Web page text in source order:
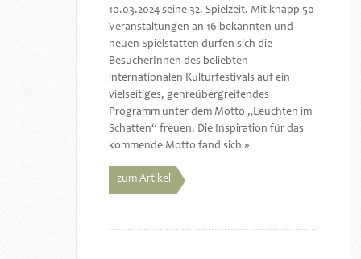
10.03.2024 seine 32. Spielzeit. Mit knapp 50
Veranstaltungen an 16 bekannten und
neuen Spielstätten dürfen sich die
BesucherInnen des beliebten
internationalen Kulturfestivals auf ein
vielseitiges, genreübergreifendes
Programm unter dem Motto „Leuchten im
Schatten“ freuen. Die Inspiration für das
kommende Motto fand sich »
zum Artikel